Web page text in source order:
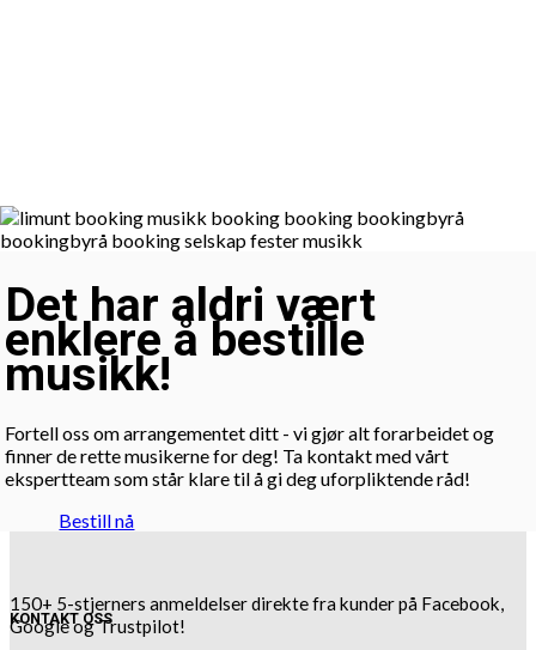
Det har aldri vært
enklere å bestille
musikk!
Fortell oss om arrangementet ditt - vi gjør alt forarbeidet og
finner de rette musikerne for deg! Ta kontakt med vårt
ekspertteam som står klare til å gi deg uforpliktende råd!
Bestill nå
150+ 5-stjerners anmeldelser direkte fra kunder på Facebook,
Google og Trustpilot!
KONTAKT OSS